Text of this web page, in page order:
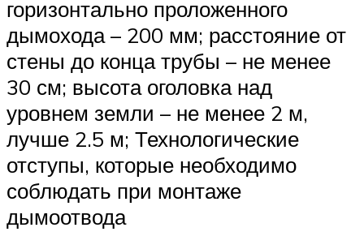
горизонтально проложенного
дымохода – 200 мм; расстояние от
стены до конца трубы – не менее
30 см; высота оголовка над
уровнем земли – не менее 2 м,
лучше 2.5 м; Технологические
отступы, которые необходимо
соблюдать при монтаже
дымоотвода